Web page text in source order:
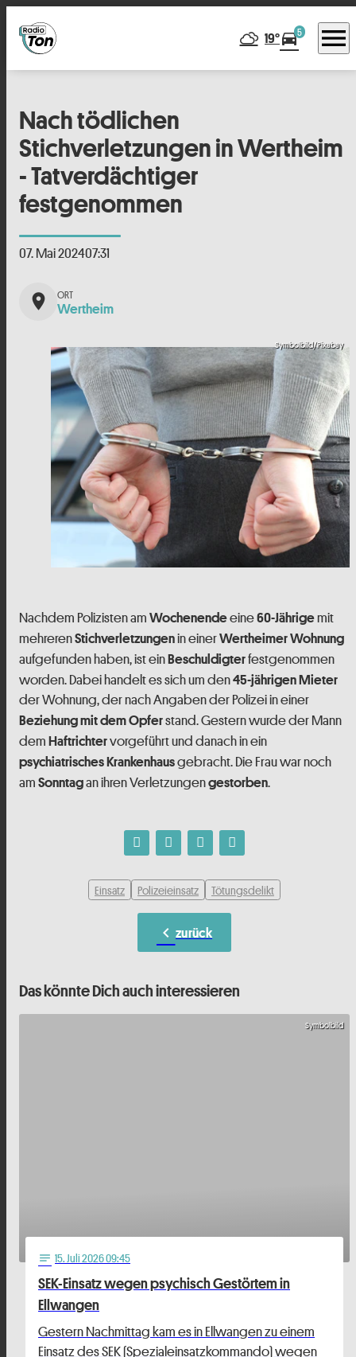
19°directions_car5 menu
Nach tödlichen
Stichverletzungen in Wertheim
- Tatverdächtiger
festgenommen
07. Mai 202407:31
place Wertheim
Symbolbild/Pixabay
Nachdem Polizisten am Wochenendeeine60-Jährigemit
mehrerenStichverletzungenin einerWertheimer Wohnung
aufgefunden haben, ist einBeschuldigterfestgenommen
worden. Dabei handelt es sich um den45-jährigen Mieter
der Wohnung, der nach Angaben der Polizei in einer
Beziehung mit dem Opferstand. Gestern wurde der Mann
dem Haftrichtervorgeführt und danach in ein
psychiatrisches Krankenhausgebracht. Die Frau war noch
am Sonntagan ihren Verletzungengestorben.
Einsatz Polizeieinsatz Tötungsdelikt
chevron_left zurück
Das könnte Dich auch interessieren
Symbolbild
notes 15. Juli 2026 09:45
SEK-Einsatz wegen psychisch Gestörtem in
Ellwangen
Gestern Nachmittag kam es in Ellwangen zu einem
Einsatz des SEK (Spezialeinsatzkommando) wegen